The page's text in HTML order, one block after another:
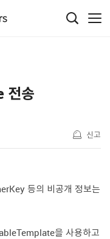
전송
신고
등의 비공개 정보는
을 사용하고